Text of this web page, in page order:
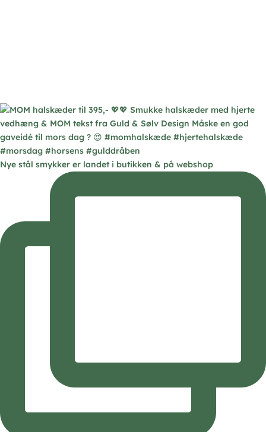
Nye stål smykker er landet i butikken & på webshop